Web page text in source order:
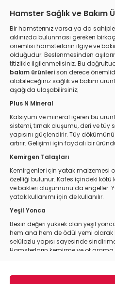
Hamster Sağlık ve Bakım
Bir hamsterınız varsa ya da
aklınızda bulunması gereken
önemlisi hamsterların ilgiye ve
olduğudur. Beslenmesinden
titizlikle ilgilenmelisiniz. Bu
bakım ürünlerison derece
alabileceğiniz sağlık ve bakım
aşağıda ulaşabilirsiniz;
Plus N Mineral
Kalsiyum ve mineral içeren bu
sistemi, tırnak oluşumu, deri ve tüy
yapısını güçlendirir. Tüy
artırır. Gelişimi için faydalı bir
Kemirgen Talaşları
Kemirgenler için yatak malzemesi
özelliği bulunur. Kafes içindeki kötü
ve bakteri oluşumunu da engeller.
yatak kullanımı için de kullanılır.
Yeşil Yonca
Besin değeri yüksek olan yeşil
hem ana hem de ödül yemi olarak
selülozlu yapısı sayesinde
Hamsterların kemirme ve ot